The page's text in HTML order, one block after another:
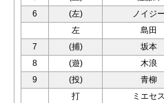
6
(左)
ノイジ
左
島田
7
(捕)
坂本
8
(遊)
木浪
9
(投)
青柳
打
ミエセ